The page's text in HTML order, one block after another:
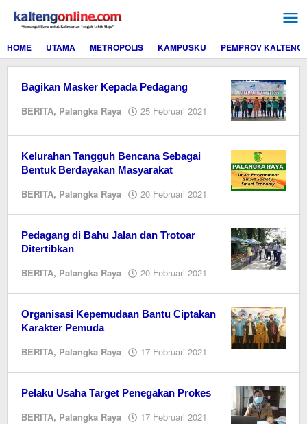
konten
HOME
UTAMA METROPOLIS KAMPUSKU PEMPROV KALTENG
Bagikan Masker Kepada Pedagang
BERITA, Palangka Raya 25 Februari 2021
oleh
Kelurahan Tangguh Bencana Sebagai
Bentuk Berdayakan Masyarakat
BERITA, Palangka Raya 20 Februari 2021
oleh
Pedagang di Bahu Jalan dan Trotoar
Ditertibkan
BERITA, Palangka Raya 20 Februari 2021
oleh
Organisasi Kepemudaan Bantu Ciptakan
Karakter Pemuda
BERITA, Palangka Raya 17 Februari 2021
oleh
Pelaku Usaha Target Penegakan Prokes
BERITA, Palangka Raya 17 Februari 2021
oleh